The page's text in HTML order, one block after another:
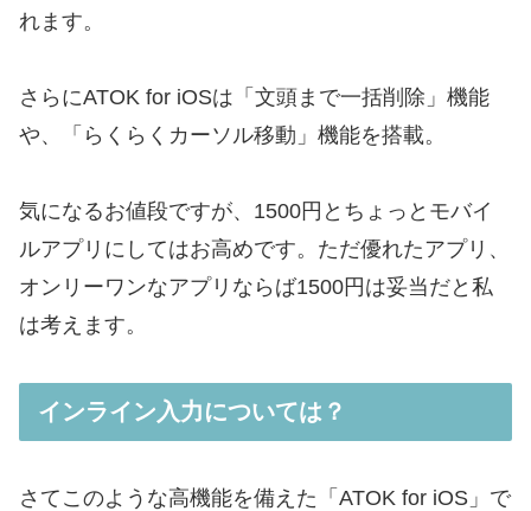
れます。
さらにATOK for iOSは「文頭まで一括削除」機能
や、「らくらくカーソル移動」機能を搭載。
気になるお値段ですが、1500円とちょっとモバイ
ルアプリにしてはお高めです。ただ優れたアプリ、
オンリーワンなアプリならば1500円は妥当だと私
は考えます。
インライン入力については？
さてこのような高機能を備えた「ATOK for iOS」で